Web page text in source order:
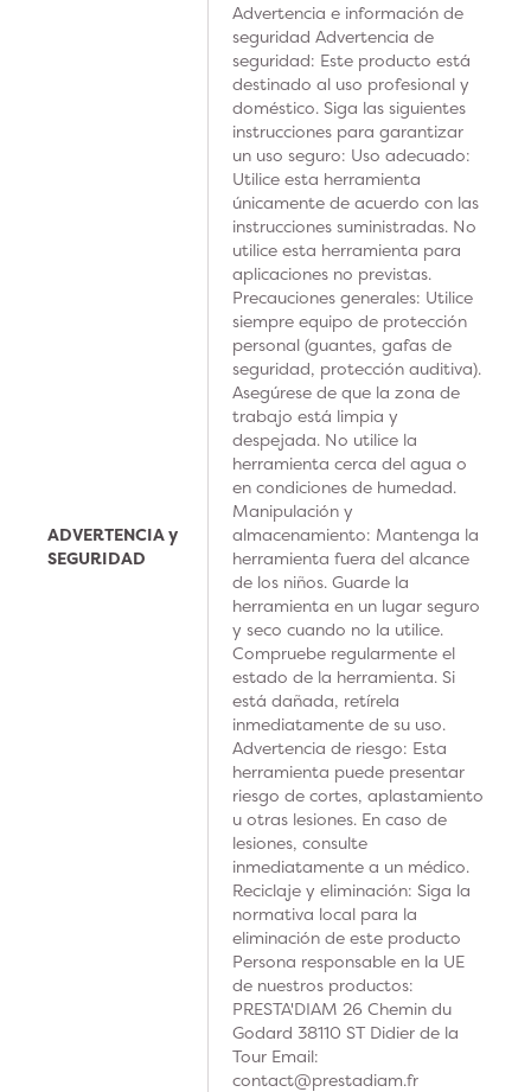
ADVERTENCIA y
SEGURIDAD
Advertencia e información de
seguridad Advertencia de
seguridad: Este producto está
destinado al uso profesional y
doméstico. Siga las siguientes
instrucciones para garantizar
un uso seguro: Uso adecuado:
Utilice esta herramienta
únicamente de acuerdo con las
instrucciones suministradas. No
utilice esta herramienta para
aplicaciones no previstas.
Precauciones generales: Utilice
siempre equipo de protección
personal (guantes, gafas de
seguridad, protección auditiva).
Asegúrese de que la zona de
trabajo está limpia y
despejada. No utilice la
herramienta cerca del agua o
en condiciones de humedad.
Manipulación y
almacenamiento: Mantenga la
herramienta fuera del alcance
de los niños. Guarde la
herramienta en un lugar seguro
y seco cuando no la utilice.
Compruebe regularmente el
estado de la herramienta. Si
está dañada, retírela
inmediatamente de su uso.
Advertencia de riesgo: Esta
herramienta puede presentar
riesgo de cortes, aplastamiento
u otras lesiones. En caso de
lesiones, consulte
inmediatamente a un médico.
Reciclaje y eliminación: Siga la
normativa local para la
eliminación de este producto
Persona responsable en la UE
de nuestros productos:
PRESTA'DIAM 26 Chemin du
Godard 38110 ST Didier de la
Tour Email:
contact@prestadiam.fr